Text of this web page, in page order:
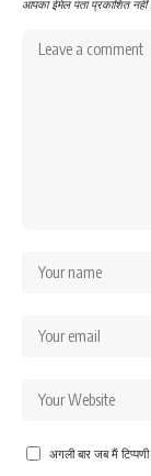
आपका ईमेल पता प्रकाशित नहीं
अगली बार जब मैं